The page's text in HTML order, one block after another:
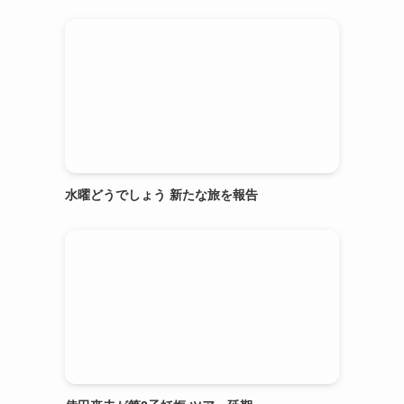
水曜どうでしょう 新たな旅を報告